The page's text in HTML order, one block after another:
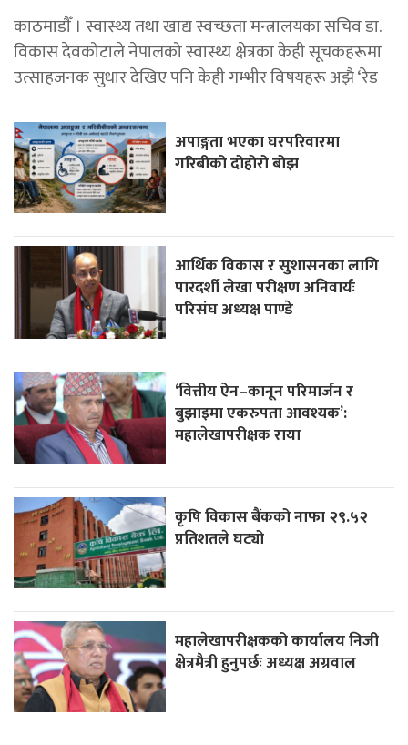
काठमाडाैँ । स्वास्थ्य तथा खाद्य स्वच्छता मन्त्रालयका सचिव डा.
विकास देवकोटाले नेपालको स्वास्थ्य क्षेत्रका केही सूचकहरूमा
उत्साहजनक सुधार देखिए पनि केही गम्भीर विषयहरू अझै ‘रेड
अपाङ्गता भएका घरपरिवारमा
गरिबीको दोहोरो बोझ
आर्थिक विकास र सुशासनका लागि
पारदर्शी लेखा परीक्षण अनिवार्यः
परिसंघ अध्यक्ष पाण्डे
‘वित्तीय ऐन–कानून परिमार्जन र
बुझाइमा एकरुपता आवश्यक’:
महालेखापरीक्षक राया
कृषि विकास बैंकको नाफा २९.५२
प्रतिशतले घट्यो
महालेखापरीक्षकको कार्यालय निजी
क्षेत्रमैत्री हुनुपर्छः अध्यक्ष अग्रवाल